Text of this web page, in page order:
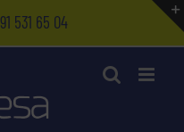
91 531 65 04